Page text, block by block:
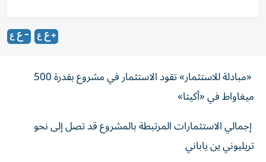
«مبادلة للاستثمار» تقود الاستثمار في مشروع بقدرة 500
ميغاواط في «أكيتا»
إجمالي الاستثمارات المرتبطة بالمشروع قد تصل إلى نحو
تريليوني ين ياباني